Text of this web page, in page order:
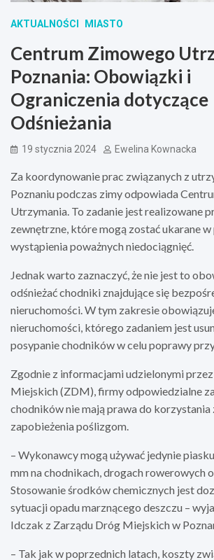
AKTUALNOŚCI MIASTO
Centrum Zimowego
Poznania: Obowiązki i
Ograniczenia dotyczące
Odśnieżania
19 stycznia 2024 Ewelina Kownacka
Za koordynowanie prac związanych z
Poznaniu podczas zimy odpowiada
Utrzymania. To zadanie jest realizowane
zewnętrzne, które mogą zostać ukarane
wystąpienia poważnych niedociągnięć.
Jednak warto zaznaczyć, że nie jest to
odśnieżać chodniki znajdujące się
nieruchomości. W tym zakresie
nieruchomości, którego zadaniem jest
posypanie chodników w celu poprawy
Zgodnie z informacjami udzielonymi
Miejskich (ZDM), firmy odpowiedzialne
chodników nie mają prawa do korzystania
zapobieżenia poślizgom.
– Wykonawcy mogą używać jedynie
mm na chodnikach, drogach rowerowych
Stosowanie środków chemicznych jest
sytuacji opadu marznącego deszczu –
Idczak z Zarządu Dróg Miejskich w
– Tak jak w poprzednich latach, koszty